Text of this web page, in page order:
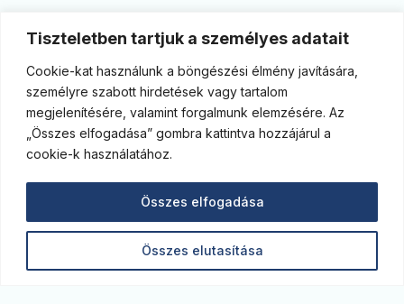
Tiszteletben tartjuk a személyes adatait
Cookie-kat használunk a böngészési élmény javítására,
személyre szabott hirdetések vagy tartalom
megjelenítésére, valamint forgalmunk elemzésére. Az
„Összes elfogadása” gombra kattintva hozzájárul a
cookie-k használatához.
Összes elutasítása
Összes elfogadása